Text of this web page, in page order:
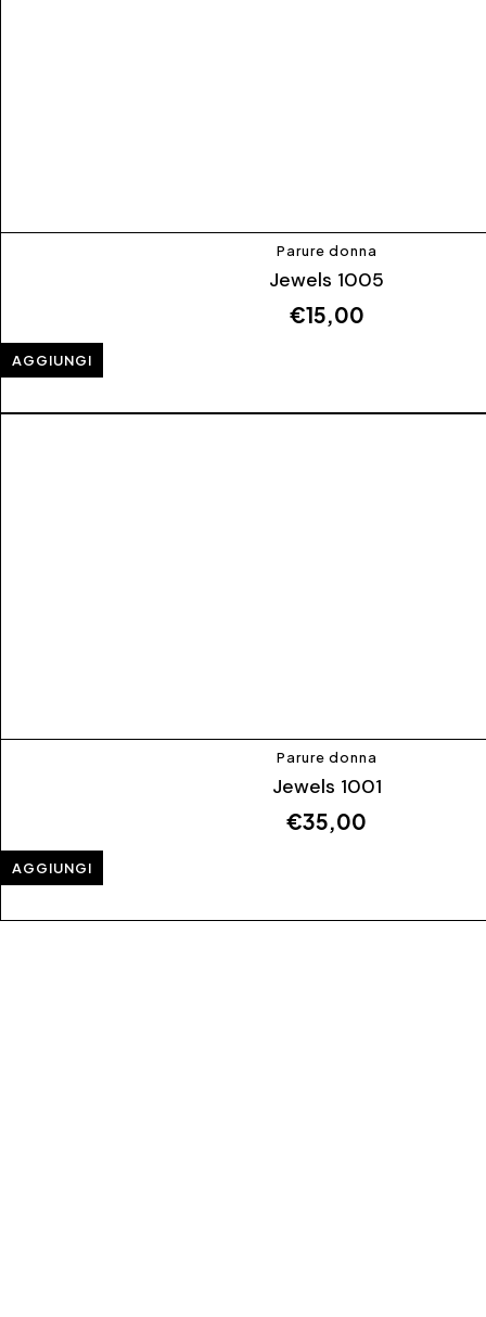
Parure donna
Jewels 1005
€15,00
AGGIUNGI
Parure donna
Jewels 1001
€35,00
AGGIUNGI